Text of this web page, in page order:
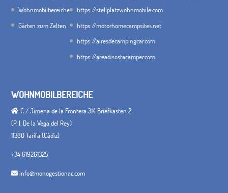
Wohnmobilbereiche
Gärten zum Zelten
https://stellplatzwohnmobile.com
https://motorhomecampsites.net
https://airesdecampingcar.com
https://areadisostacamper.com
WOHNMOBILBEREICHE
C / Jimena de la Frontera 314 Briefkasten 2
(P. I. De la Vega del Rey)
11380 Tarifa (Cádiz)
+34 619261325
info@monogestionac.com